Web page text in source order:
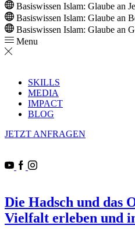
Basiswissen Islam: Glaube an
Basiswissen Islam: Glaube an
Basiswissen Islam: Glaube an
Menu
SKILLS
MEDIA
IMPACT
BLOG
JETZT ANFRAGEN
Die Hadsch und das
Vielfalt erleben und